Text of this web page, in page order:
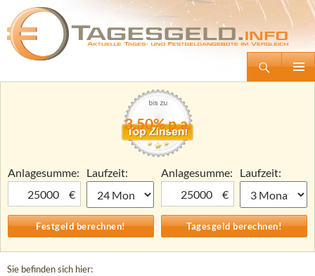
Tagesgeld.info – Tagesgeldkonten vergleichen und Tagesgeld-Zinsen berechnen
Zum
3,50% p.a.
Anlagesumme:
€
Laufzeit:
Anlagesumme:
€
Laufzeit:
Sie befinden sich hier: